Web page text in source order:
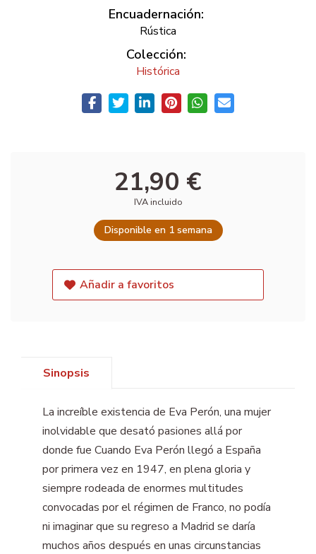
Encuadernación:
Rústica
Colección:
Histórica
21,90 €
IVA incluido
Disponible en 1 semana
Añadir a favoritos
Sinopsis
La increíble existencia de Eva Perón, una mujer
inolvidable que desató pasiones allá por
donde fue Cuando Eva Perón llegó a España
por primera vez en 1947, en plena gloria y
siempre rodeada de enormes multitudes
convocadas por el régimen de Franco, no podía
ni imaginar que su regreso a Madrid se daría
muchos años después en unas circunstancias